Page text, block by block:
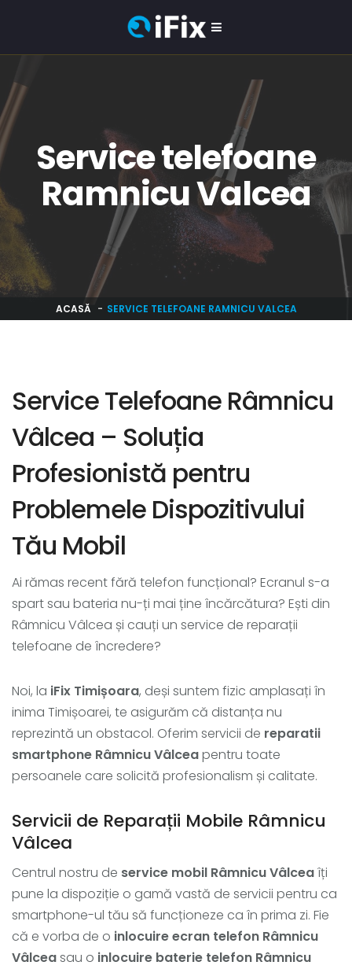
Service telefoane
Ramnicu Valcea
ACASĂ SERVICE TELEFOANE RAMNICU VALCEA
Service Telefoane Râmnicu
Vâlcea – Soluția
Profesionistă pentru
Problemele Dispozitivului
Tău Mobil
Ai rămas recent fără telefon funcțional? Ecranul s-a
spart sau bateria nu-ți mai ține încărcătura? Ești din
Râmnicu Vâlcea și cauți un service de reparații
telefoane de încredere?
Noi, la iFix Timișoara, deși suntem fizic amplasați în
inima Timișoarei, te asigurăm că distanța nu
reprezintă un obstacol. Oferim servicii de reparatii
smartphone Râmnicu Vâlceapentru toate
persoanele care solicită profesionalism și calitate.
Servicii de Reparații Mobile Râmnicu
Vâlcea
Centrul nostru de service mobil Râmnicu Vâlceaîți
pune la dispoziție o gamă vastă de servicii pentru ca
smartphone-ul tău să funcționeze ca în prima zi. Fie
că e vorba de o inlocuire ecran telefon Râmnicu
Vâlceasau o inlocuire baterie telefon Râmnicu